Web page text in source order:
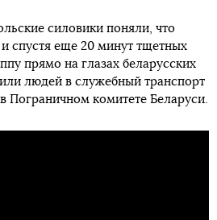
силовики поняли, что
спустя еще 20 минут тщетных
прямо на глазах беларусских
людей в служебный транспорт
Пограничном комитете Беларуси.